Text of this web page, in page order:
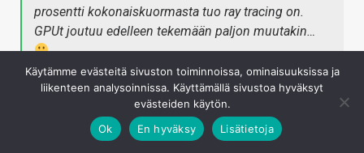
prosentti kokonaiskuormasta tuo ray tracing on.
GPUt joutuu edelleen tekemään paljon muutakin…
Tämäpä se olennainen osa tuossa juuri on. Ja kun otetaan
huomioon se, että ne RT-yksiköt vie tilaa siltä piiriltä, ja
siten pakottaa vähentämään CUDA- ja tensoriytimien
Käytämme evästeitä sivuston toiminnoissa, ominaisuuksissa ja
liikenteen analysoinnissa. Käyttämällä sivustoa hyväksyt
evästeiden käytön.
Ok
En hyväksy Lisätietoja